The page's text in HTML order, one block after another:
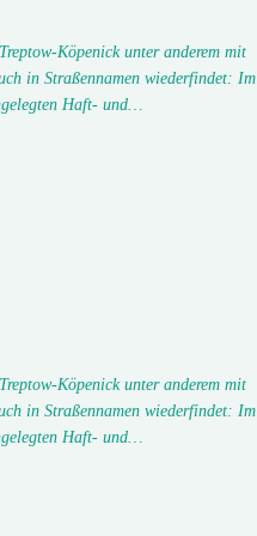
Köpenick unter anderem mit
in Straßennamen wiederfindet: Im
Haft- und…
Köpenick unter anderem mit
in Straßennamen wiederfindet: Im
Haft- und…